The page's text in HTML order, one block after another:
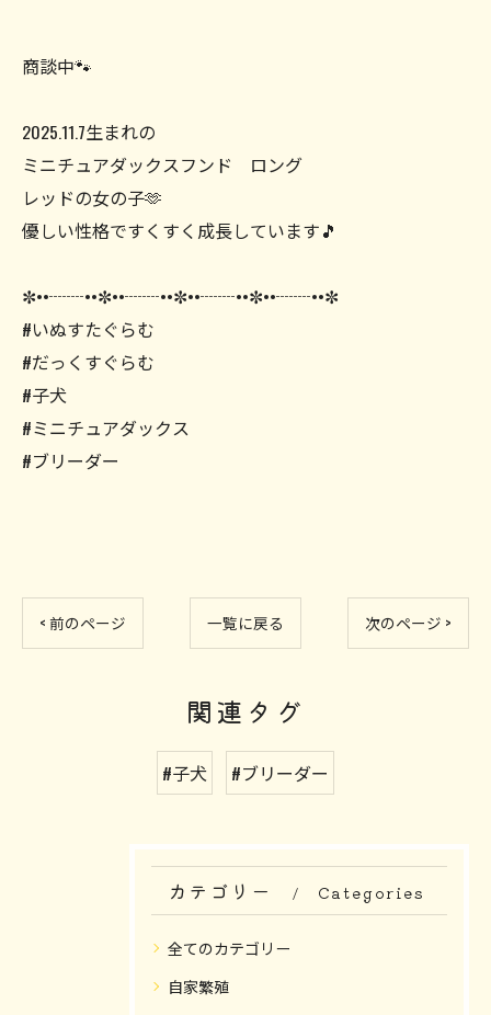
商談中🐾
2025.11.7生まれの
ミニチュアダックスフンド ロング
レッドの女の子🫶
優しい性格ですくすく成長しています🎵
✼••┈┈••✼••┈┈••✼••┈┈••✼••┈┈••✼
#いぬすたぐらむ
#だっくすぐらむ
#子犬
#ミニチュアダックス
#ブリーダー
< 前のページ 一覧に戻る 次のページ >
関連タグ
#子犬 #ブリーダー
カテゴリー Categories
全てのカテゴリー
自家繁殖